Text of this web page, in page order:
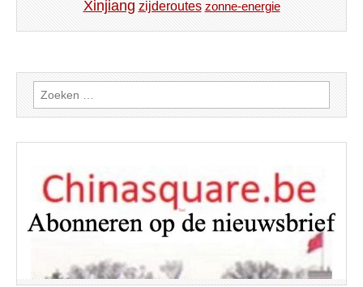
Xinjiang zijderoutes zonne-energie
Zoeken
naar: